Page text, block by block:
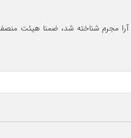
مجرم شناخته شد، ضمنا هیئت منصفه